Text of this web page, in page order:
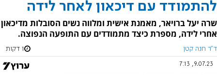
להתמודד עם דיכאון לאחר לידה
שרה יעל ברויאר, מאמנת אישית ומלווה נשים הסובלות מדיכאון
אחרי לידה, מספרת כיצד מתמודדים עם התופעה הנפוצה.
ד"ר חנה קטן 1 דקות
9.07.23, 7:13